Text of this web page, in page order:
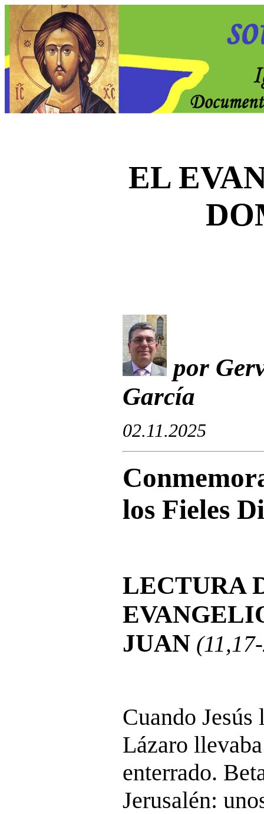
EL
por
García
02.11.2025
los Fieles
LECTURA
JUAN
Cuando
Lázaro
enterrado.
Jerusalén: